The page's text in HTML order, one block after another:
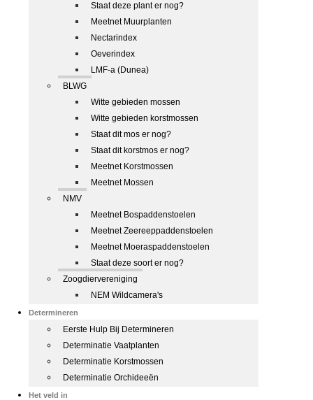
Staat deze plant er nog?
Meetnet Muurplanten
Nectarindex
Oeverindex
LMF-a (Dunea)
BLWG
Witte gebieden mossen
Witte gebieden korstmossen
Staat dit mos er nog?
Staat dit korstmos er nog?
Meetnet Korstmossen
Meetnet Mossen
NMV
Meetnet Bospaddenstoelen
Meetnet Zeereeppaddenstoelen
Meetnet Moeraspaddenstoelen
Staat deze soort er nog?
Zoogdiervereniging
NEM Wildcamera's
Determineren
Eerste Hulp Bij Determineren
Determinatie Vaatplanten
Determinatie Korstmossen
Determinatie Orchideeën
Het veld in